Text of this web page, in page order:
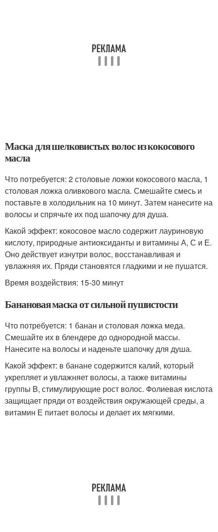
Маска для шелковистых волос из кокосового
масла
Что потребуется: 2 столовые ложки кокосового масла, 1
столовая ложка оливкового масла. Смешайте смесь и
поставьте в холодильник на 10 минут. Затем нанесите на
волосы и спрячьте их под шапочку для душа.
Какой эффект: кокосовое масло содержит лауриновую
кислоту, природные антиоксиданты и витамины А, С и Е.
Оно действует изнутри волос, восстанавливая и
увлажняя их. Пряди становятся гладкими и не пушатся.
Время воздействия: 15-30 минут
Банановая маска от сильной пушистости
Что потребуется: 1 банан и столовая ложка меда.
Смешайте их в блендере до однородной массы.
Нанесите на волосы и наденьте шапочку для душа.
Какой эффект: в банане содержится калий, который
укрепляет и увлажняет волосы, а также витамины
группы B, стимулирующие рост волос. Фолиевая кислота
защищает пряди от воздействия окружающей среды, а
витамин Е питает волосы и делает их мягкими.